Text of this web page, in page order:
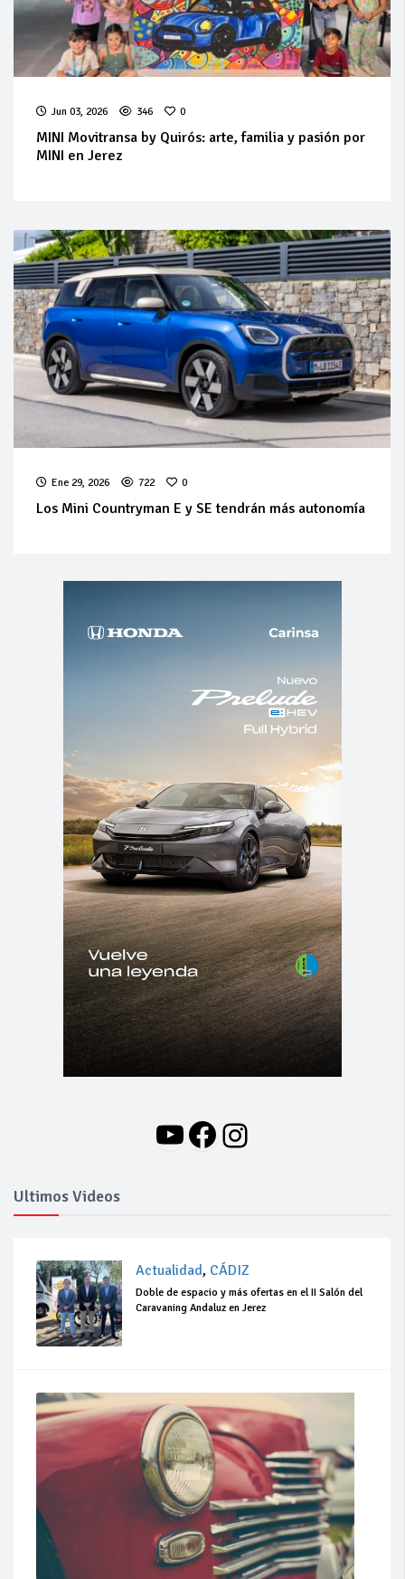
Jun 03, 2026 346 0
MINI Movitransa by Quirós: arte, familia y pasión por
MINI en Jerez
Ene 29, 2026 722 0
Los Mini Countryman E y SE tendrán más autonomía
YouTube
Facebook
Instagram
Ultimos Videos
Actualidad, CÁDIZ
Doble de espacio y más ofertas en el II Salón del
Caravaning Andaluz en Jerez